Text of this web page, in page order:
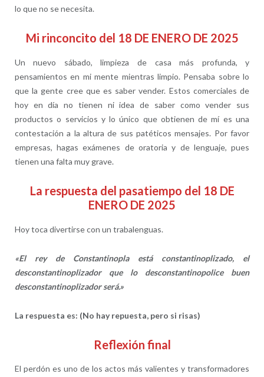
lo que no se necesita.
Mi rinconcito del 18 DE ENERO DE 2025
Un nuevo sábado, limpieza de casa más profunda, y
pensamientos en mi mente mientras limpio. Pensaba sobre lo
que la gente cree que es saber vender. Estos comerciales de
hoy en día no tienen ni idea de saber como vender sus
productos o servicios y lo único que obtienen de mí es una
contestación a la altura de sus patéticos mensajes. Por favor
empresas, hagas exámenes de oratoria y de lenguaje, pues
tienen una falta muy grave.
La respuesta del pasatiempo del 18 DE
ENERO DE 2025
Hoy toca divertirse con un trabalenguas.
«El rey de Constantinopla está constantinoplizado, el
desconstantinoplizador que lo desconstantinopolice buen
desconstantinoplizador será.»
La respuesta es: (No hay repuesta, pero si risas)
Reflexión final
El perdón es uno de los actos más valientes y transformadores